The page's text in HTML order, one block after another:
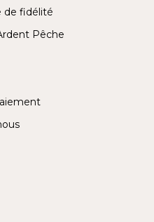
de fidélité
Pêche